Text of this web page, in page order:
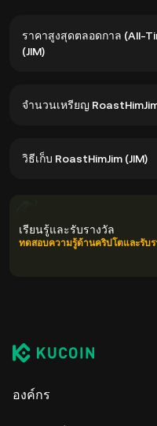
ราคาสูงสุดตลอดกาล (All-
(JIM)
บาท ส่วนราคา JIM วันนี้ ต่ำ
จำนวนเหรียญ
อุปทานสูงสุด -- JIM
วิธีเก็บ RoastHimJim (JIM)
ของแพลตฟอร์มแลกเปลี่ยน
กับการจัดการคีย์ส่วนตัวขอ
การใช้วอลเล็ตที่คุณเป็นผู้ดูแ
เรียนรู้และรับรางวัล
ทดสอบความรู้ด้านคริปโตและรับร
องค์กร